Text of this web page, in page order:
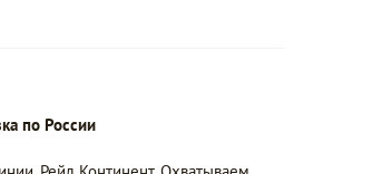
по России